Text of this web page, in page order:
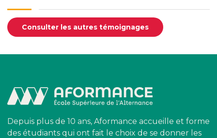
Consulter les autres témoignages
Depuis plus de 10 ans, Aformance accueille et forme
des étudiants qui ont fait le choix de se donner les